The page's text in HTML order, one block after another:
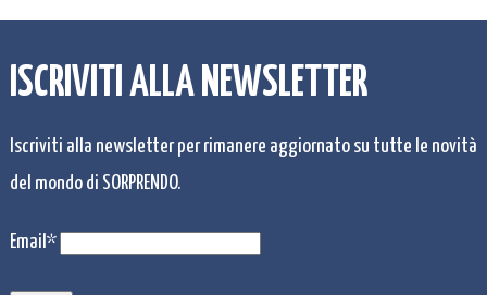
ISCRIVITI ALLA NEWSLETTER
Iscriviti alla newsletter per rimanere aggiornato su tutte le novità
del mondo di SORPRENDO.
Email*